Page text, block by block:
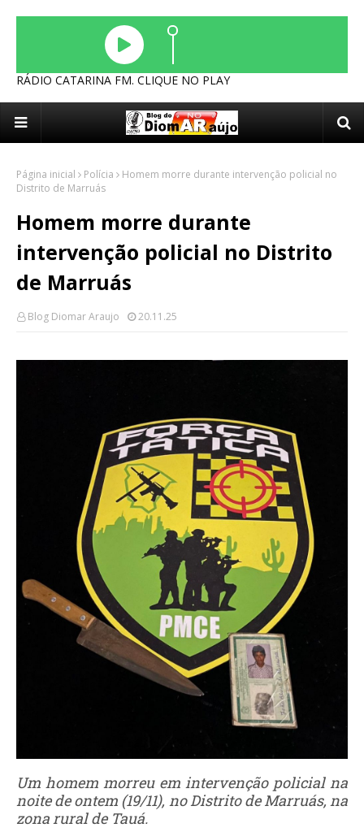
RÁDIO CATARINA FM. CLIQUE NO PLAY
Página inicial Polícia
Homem morre durante intervenção policial no
Distrito de Marruás
Homem morre durante
intervenção policial no Distrito
de Marruás
Blog Diomar Araujo 20.11.25
Um homem morreu em intervenção policial na
noite de ontem (19/11), no Distrito de Marruás, na
zona rural de Tauá.